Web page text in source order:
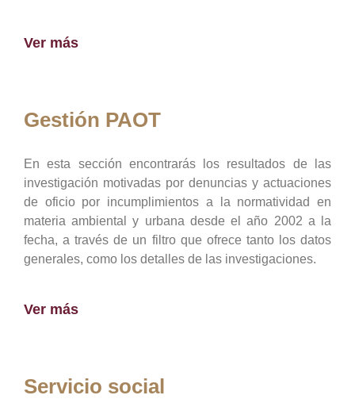
Ver más
Gestión PAOT
En esta sección encontrarás los resultados de las
investigación motivadas por denuncias y actuaciones
de oficio por incumplimientos a la normatividad en
materia ambiental y urbana desde el año 2002 a la
fecha, a través de un filtro que ofrece tanto los datos
generales, como los detalles de las investigaciones.
Ver más
Servicio social